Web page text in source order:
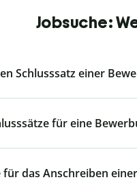
Jobsuche:
Schlusssatz einer
für eine
für das Anschreiben